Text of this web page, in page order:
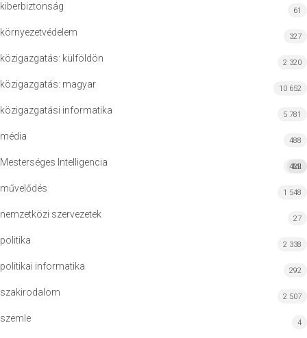
kiberbiztonság 61
környezetvédelem 327
közigazgatás: külföldön 2 320
közigazgatás: magyar 10 652
közigazgatási informatika 5 781
média 488
Mesterséges Intelligencia MI
422
művelődés 1 548
nemzetközi szervezetek 27
politika 2 338
politikai informatika 292
szakirodalom 2 507
szemle 4